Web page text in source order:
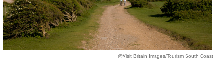
@Visit Britain Images/Tourism South Coast